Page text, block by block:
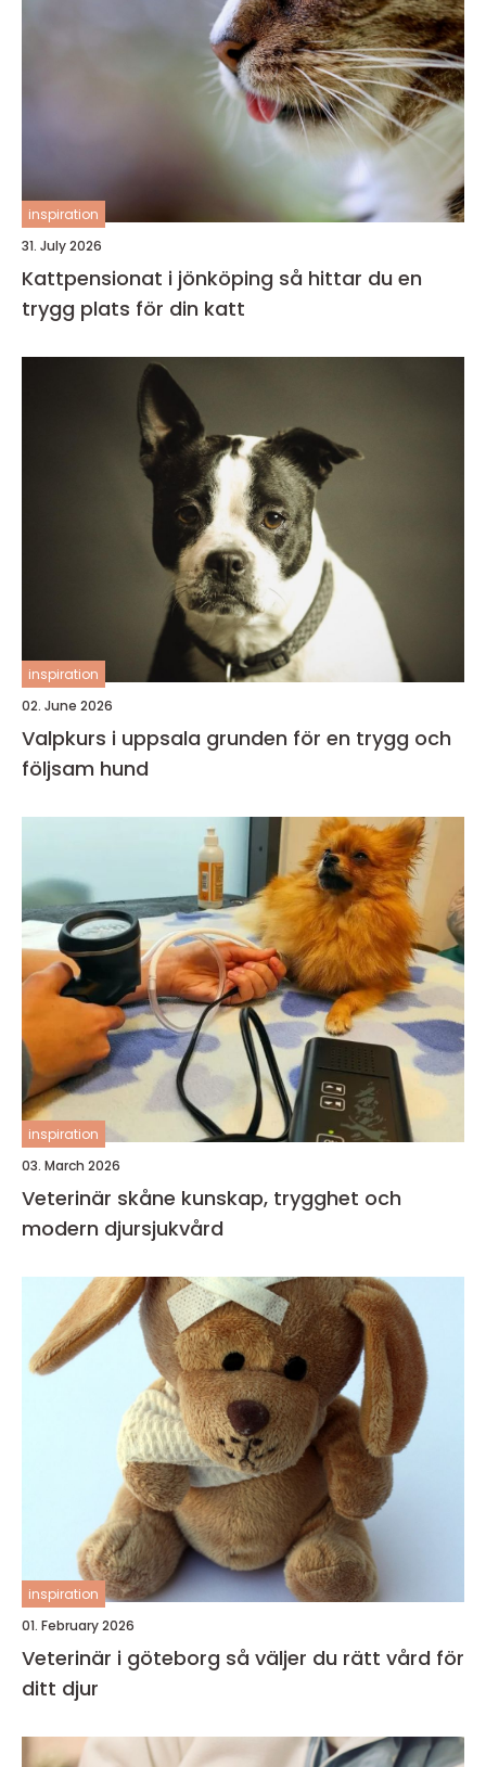
inspiration
31. July 2026
Kattpensionat i jönköping så hittar du en
trygg plats för din katt
inspiration
02. June 2026
Valpkurs i uppsala grunden för en trygg och
följsam hund
inspiration
03. March 2026
Veterinär skåne kunskap, trygghet och
modern djursjukvård
inspiration
01. February 2026
Veterinär i göteborg så väljer du rätt vård för
ditt djur